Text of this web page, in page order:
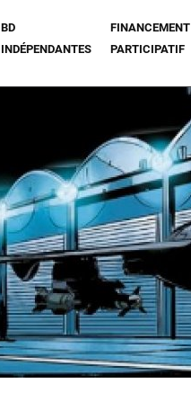
BD
INDÉPENDANTES
FINANCEMENT
PARTICIPATIF